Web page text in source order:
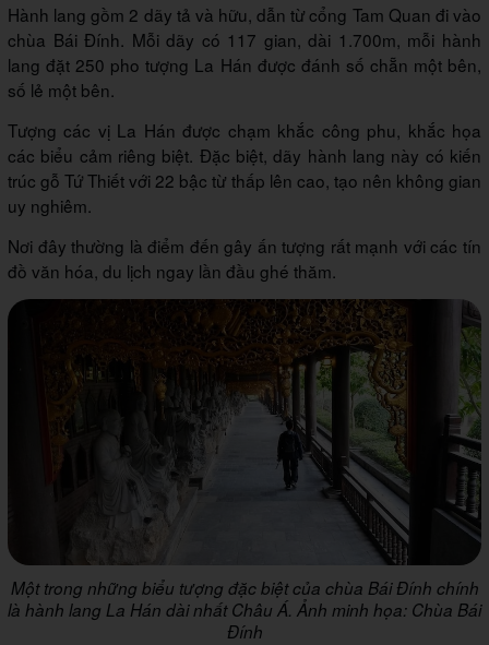
Hành lang gồm 2 dãy tả và hữu, dẫn từ cổng Tam Quan đi vào
chùa Bái Đính. Mỗi dãy có 117 gian, dài 1.700m, mỗi hành
lang đặt 250 pho tượng La Hán được đánh số chẵn một bên,
số lẻ một bên.
Tượng các vị La Hán được chạm khắc công phu, khắc họa
các biểu cảm riêng biệt. Đặc biệt, dãy hành lang này có kiến
trúc gỗ Tứ Thiết với 22 bậc từ thấp lên cao, tạo nên không gian
uy nghiêm.
Nơi đây thường là điểm đến gây ấn tượng rất mạnh với các tín
đồ văn hóa, du lịch ngay lần đầu ghé thăm.
Một trong những biểu tượng đặc biệt của chùa Bái Đính chính
là hành lang La Hán dài nhất Châu Á. Ảnh minh họa: Chùa Bái
Đính